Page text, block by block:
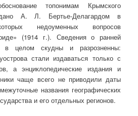
топонимам Крымского
А. Л. Бертье-Делагардом в
недоуменных вопросов
(1914 г.). Сведения о ранней
в целом скудны и разрозненны:
стали издаваться только с
а энциклопедические издания и
чаще всего не приводили даты
названия географических
и его отдельных регионов.